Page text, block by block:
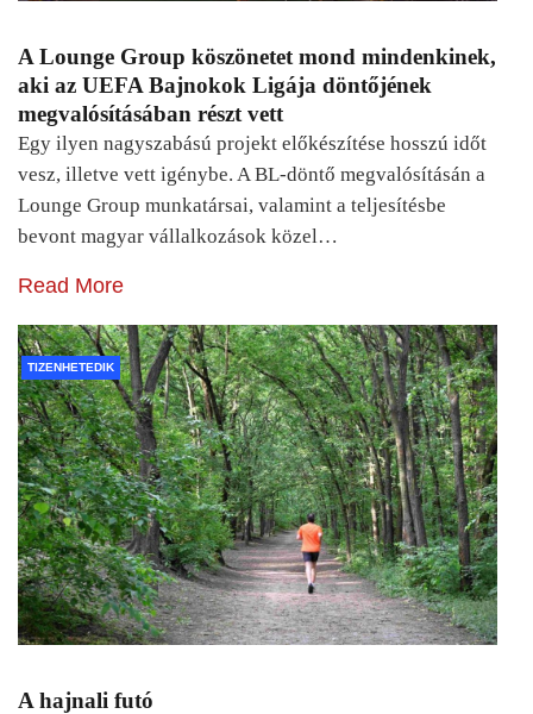
A Lounge Group köszönetet mond mindenkinek,
aki az UEFA Bajnokok Ligája döntőjének
megvalósításában részt vett
Egy ilyen nagyszabású projekt előkészítése hosszú időt
vesz, illetve vett igénybe. A BL-döntő megvalósításán a
Lounge Group munkatársai, valamint a teljesítésbe
bevont magyar vállalkozások közel…
Read More
TIZENHETEDIK
A hajnali futó